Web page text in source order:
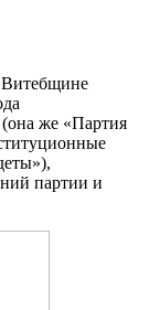
Витебщине
же «Партия
партии и